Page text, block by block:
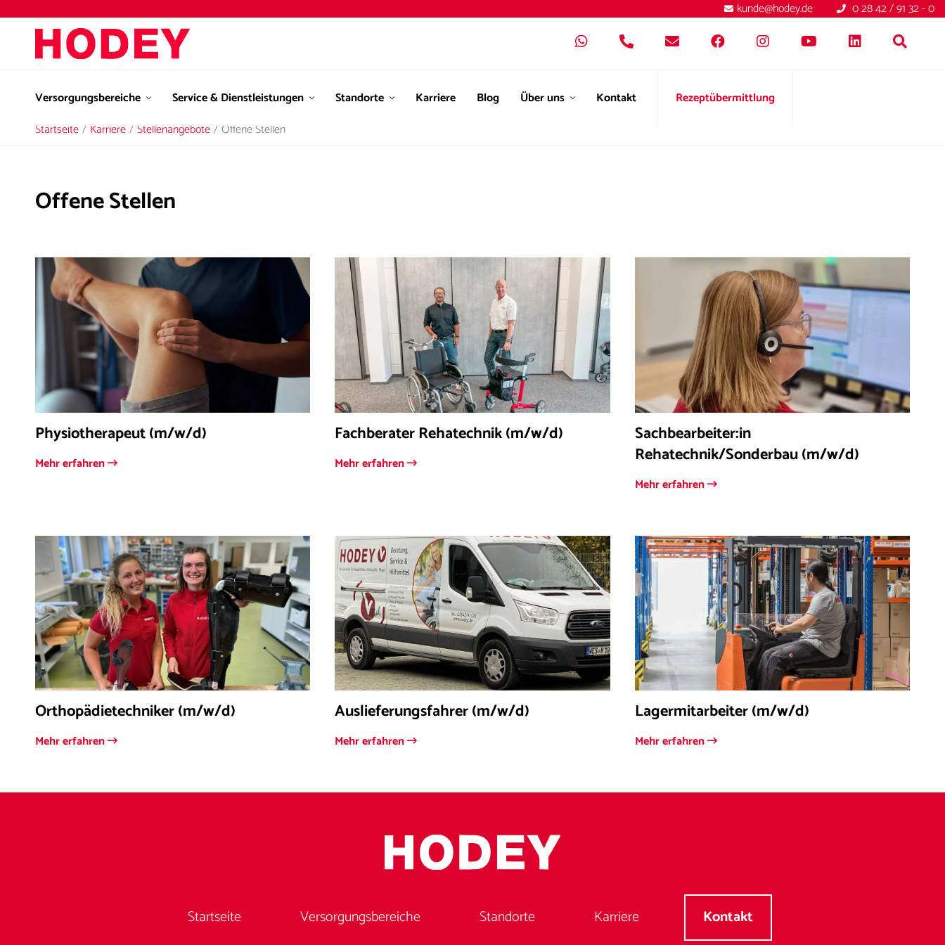
kunde@hodey.de 0 28 42 / 91 32 - 0
Versorgungsbereiche Service & Dienstleistungen Standorte Karriere Blog Über uns Kontakt
Rezeptübermittlung
Startseite
Karriere Stellenangebote Offene Stellen
Offene Stellen
Physiotherapeut (m/w/d)
Mehr erfahren
Fachberater Rehatechnik (m/w/d)
Mehr erfahren
Sachbearbeiter:in
Rehatechnik/Sonderbau (m/w/d)
Mehr erfahren
Orthopädietechniker (m/w/d)
Mehr erfahren
Auslieferungsfahrer (m/w/d)
Mehr erfahren
Lagermitarbeiter (m/w/d)
Mehr erfahren
Startseite Versorgungsbereiche Standorte Karriere Kontakt